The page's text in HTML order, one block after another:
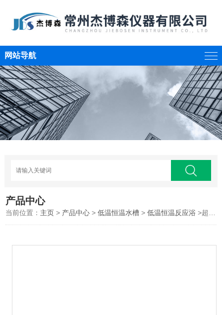
网站导航
产品中心
当前位置： 主页 > 产品中心 >低温恒温水槽 >低温恒温反应浴 >超低温恒温反应浴